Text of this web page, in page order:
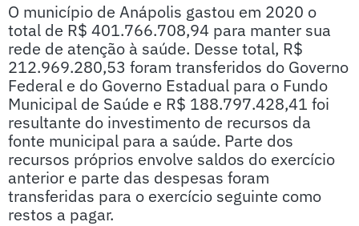
O município de Anápolis gastou em 2020 o
total de R$ 401.766.708,94 para manter sua
rede de atenção à saúde. Desse total, R$
212.969.280,53 foram transferidos do Governo
Federal e do Governo Estadual para o Fundo
Municipal de Saúde e R$ 188.797.428,41 foi
resultante do investimento de recursos da
fonte municipal para a saúde. Parte dos
recursos próprios envolve saldos do exercício
anterior e parte das despesas foram
transferidas para o exercício seguinte como
restos a pagar.